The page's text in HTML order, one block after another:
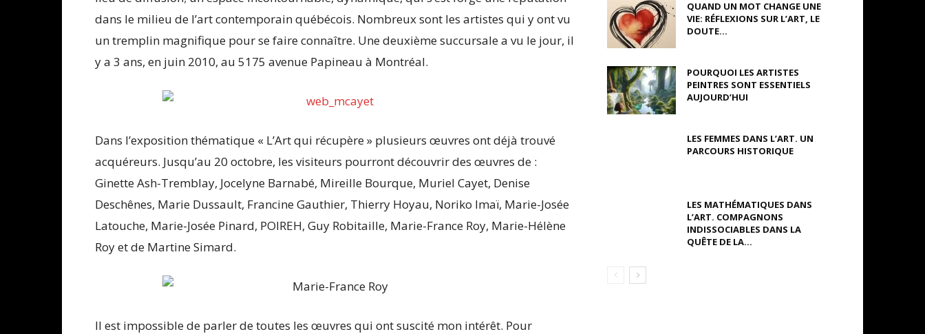
dans le milieu de l’art contemporain québécois. Nombreux sont les artistes qui y ont vu
un tremplin magnifique pour se faire connaître. Une deuxième succursale a vu le jour, il
y a 3 ans, en juin 2010, au 5175 avenue Papineau à Montréal.
Dans l’exposition thématique « L’Art qui récupère » plusieurs œuvres ont déjà trouvé
acquéreurs. Jusqu’au 20 octobre, les visiteurs pourront découvrir des œuvres de :
Ginette Ash-Tremblay, Jocelyne Barnabé, Mireille Bourque, Muriel Cayet, Denise
Deschênes, Marie Dussault, Francine Gauthier, Thierry Hoyau, Noriko Imaï, Marie-Josée
Latouche, Marie-Josée Pinard, POIREH, Guy Robitaille, Marie-France Roy, Marie-Hélène
Roy et de Martine Simard.
Il est impossible de parler de toutes les œuvres qui ont suscité mon intérêt. Pour
QUAND UN MOT CHANGE UNE
VIE: RÉFLEXIONS SUR L’ART, LE
DOUTE...
POURQUOI LES ARTISTES
PEINTRES SONT ESSENTIELS
AUJOURD’HUI
LES FEMMES DANS L’ART. UN
PARCOURS HISTORIQUE
LES MATHÉMATIQUES DANS
L’ART. COMPAGNONS
INDISSOCIABLES DANS LA
QUÊTE DE LA...